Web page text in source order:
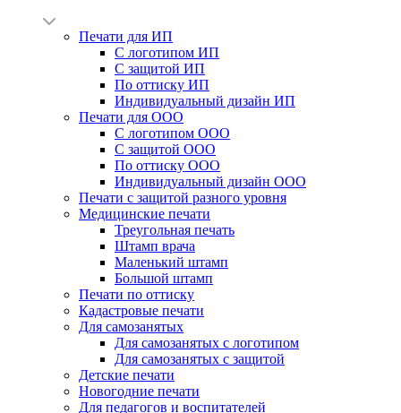
Печати для ИП
С логотипом ИП
С защитой ИП
По оттиску ИП
Индивидуальный дизайн ИП
Печати для ООО
С логотипом ООО
С защитой ООО
По оттиску ООО
Индивидуальный дизайн ООО
Печати с защитой разного уровня
Медицинские печати
Треугольная печать
Штамп врача
Маленький штамп
Большой штамп
Печати по оттиску
Кадастровые печати
Для самозанятых
Для самозанятых с логотипом
Для самозанятых с защитой
Детские печати
Новогодние печати
Для педагогов и воспитателей